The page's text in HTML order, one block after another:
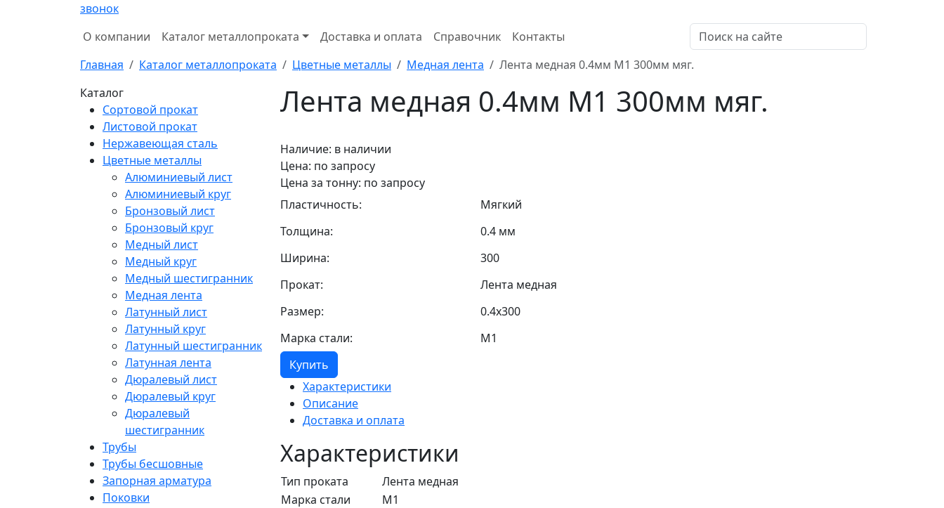
звонок
О компании
Каталог металлопроката Доставка и оплата Справочник
Контакты
Главная
Каталог металлопроката Цветные металлы Медная лента
Лента медная 0.4мм М1 300мм мяг.
Каталог
Сортовой прокат
Листовой прокат
Нержавеющая сталь
Цветные металлы
Алюминиевый лист
Алюминиевый круг
Бронзовый лист
Бронзовый круг
Медный лист
Медный круг
Медный шестигранник
Медная лента
Латунный лист
Латунный круг
Латунный шестигранник
Латунная лента
Дюралевый лист
Дюралевый круг
Дюралевый
шестигранник
Трубы
Трубы бесшовные
Запорная арматура
Поковки
Лента медная 0.4мм М1 300мм мяг.
Наличие: в наличии
Цена: по запросу
Цена за тонну: по запросу
Пластичность:
Мягкий
Толщина:
0.4 мм
Ширина:
300
Прокат:
Лента медная
Размер:
0.4х300
Марка стали:
М1
Купить
Характеристики
Описание
Доставка и оплата
Характеристики
Тип проката
Лента медная
Марка стали
М1